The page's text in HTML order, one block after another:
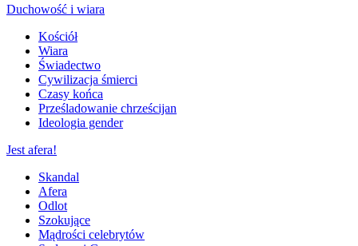
Duchowość i wiara
Kościół
Wiara
Świadectwo
Cywilizacja śmierci
Czasy końca
Prześladowanie chrześcijan
Ideologia gender
Jest afera!
Skandal
Afera
Odlot
Szokujące
Mądrości celebrytów